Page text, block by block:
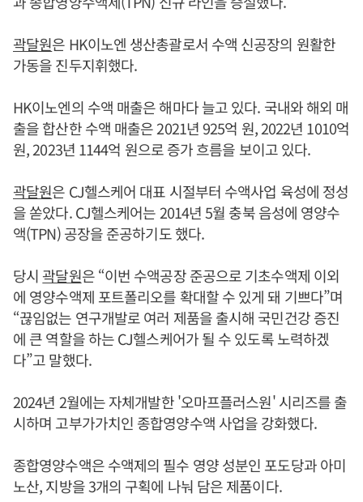
곽달원은 HK이노엔 생산총괄로서 수액 신공장의 원활한
가동을 진두지휘했다.
HK이노엔의 수액 매출은 해마다 늘고 있다. 국내와 해외 매
출을 합산한 수액 매출은 2021년 925억 원, 2022년 1010억
원, 2023년 1144억 원으로 증가 흐름을 보이고 있다.
곽달원은 CJ헬스케어 대표 시절부터 수액사업 육성에 정성
을 쏟았다. CJ헬스케어는 2014년 5월 충북 음성에 영양수
액(TPN) 공장을 준공하기도 했다.
당시곽달원은 “이번 수액공장 준공으로 기초수액제 이외
에 영양수액제 포트폴리오를 확대할 수 있게 돼 기쁘다”며
“끊임없는 연구개발로 여러 제품을 출시해 국민건강 증진
에 큰 역할을 하는 CJ헬스케어가 될 수 있도록 노력하겠
다”고 말했다.
2024년 2월에는 자체개발한 '오마프플러스원' 시리즈를 출
시하며 고부가가치인 종합영양수액 사업을 강화했다.
종합영양수액은 수액제의 필수 영양 성분인 포도당과 아미
노산, 지방을 3개의 구획에 나눠 담은 제품이다.